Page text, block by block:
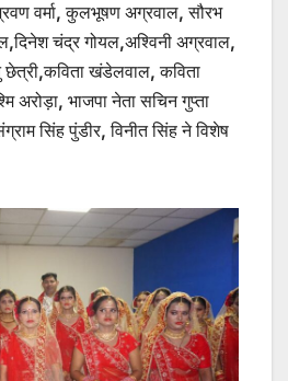
वर्मा, कुलभूषण अग्रवाल, सौरभ
चंद्र गोयल,अश्विनी अग्रवाल,
छेत्री,कविता खंडेलवाल, कविता
अरोड़ा, भाजपा नेता सचिन गुप्ता
सिंह पुंडीर, विनीत सिंह ने विशेष